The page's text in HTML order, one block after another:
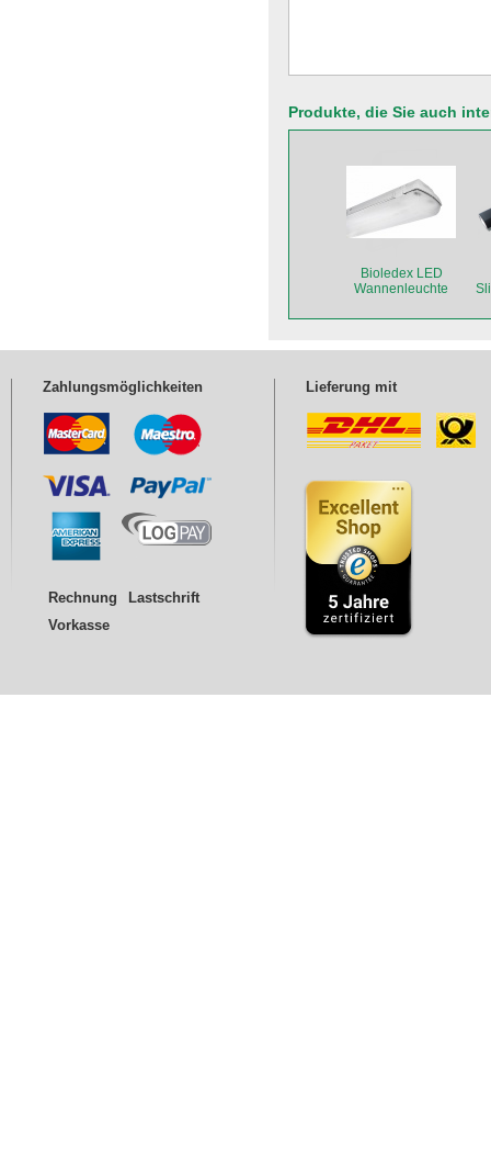
Produkte, die Sie auch
Bioledex LED
Wannenleuchte
Zahlungsmöglichkeiten
Rechnung
Lastschrift
Vorkasse
Lieferung mit